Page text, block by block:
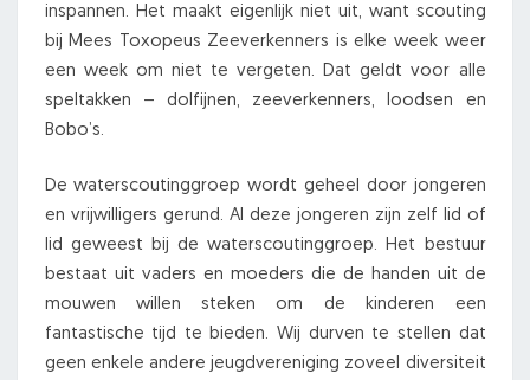
inspannen. Het maakt eigenlijk niet uit, want scouting
bij Mees Toxopeus Zeeverkenners is elke week weer
een week om niet te vergeten. Dat geldt voor alle
speltakken – dolfijnen, zeeverkenners, loodsen en
Bobo’s.
De waterscoutinggroep wordt geheel door jongeren
en vrijwilligers gerund. Al deze jongeren zijn zelf lid of
lid geweest bij de waterscoutinggroep. Het bestuur
bestaat uit vaders en moeders die de handen uit de
mouwen willen steken om de kinderen een
fantastische tijd te bieden. Wij durven te stellen dat
geen enkele andere jeugdvereniging zoveel diversiteit